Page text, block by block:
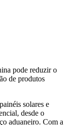
pode reduzir o
de produtos
solares e
desde o
aduaneiro. Com a